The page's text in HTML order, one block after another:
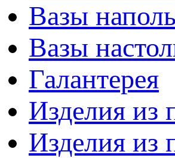
Вазы
Вазы
Галантерея
Изделия из
Изделия из